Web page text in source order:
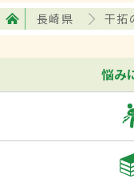
長崎県 干拓
悩み